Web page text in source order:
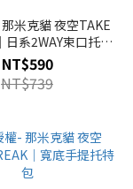
米克貓 夜空TAKE
日系2WAY束口托特
包
NT$590
NT$739